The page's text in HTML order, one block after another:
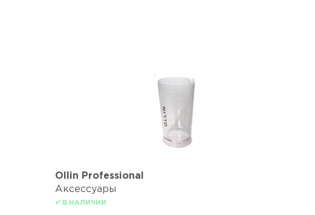
Ollin Professional
Аксессуары
✔ В НАЛИЧИИ